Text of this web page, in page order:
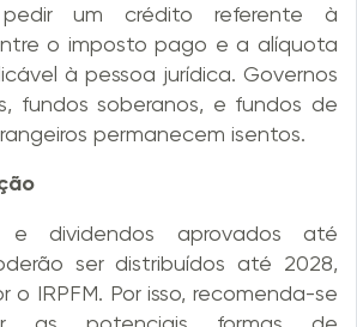
um crédito referente à
o imposto pago e a alíquota
à pessoa jurídica. Governos
fundos soberanos, e fundos de
permanecem isentos.
e dividendos aprovados até
ser distribuídos até 2028,
o IRPFM. Por isso, recomenda-se